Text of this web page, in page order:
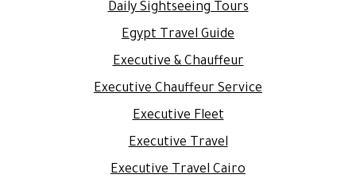
Daily Sightseeing Tours
Egypt Travel Guide
Executive & Chauffeur
Executive Chauffeur Service
Executive Fleet
Executive Travel
Executive Travel Cairo